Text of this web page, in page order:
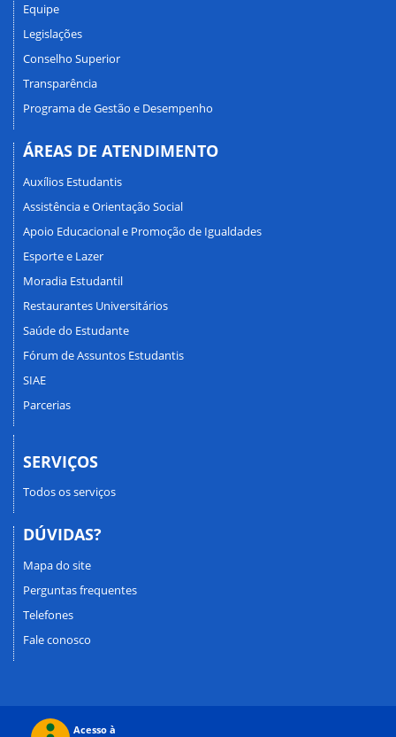
Equipe
Legislações
Conselho Superior
Transparência
Programa de Gestão e Desempenho
ÁREAS DE ATENDIMENTO
Auxílios Estudantis
Assistência e Orientação Social
Apoio Educacional e Promoção de Igualdades
Esporte e Lazer
Moradia Estudantil
Restaurantes Universitários
Saúde do Estudante
Fórum de Assuntos Estudantis
SIAE
Parcerias
SERVIÇOS
Todos os serviços
DÚVIDAS?
Mapa do site
Perguntas frequentes
Telefones
Fale conosco